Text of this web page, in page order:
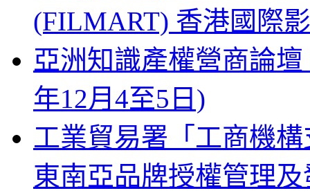
(FILMART) 香港國際
亞洲知識產權營商論壇
年12月4至5日)
工業貿易署「工商機
東南亞品牌授權管理